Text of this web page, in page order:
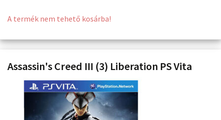
A termék nem tehető kosárba!
Assassin's Creed III (3) Liberation PS Vita